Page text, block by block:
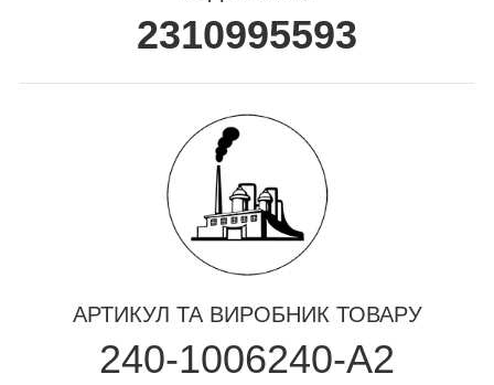
2310995593
АРТИКУЛ ТА ВИРОБНИК ТОВАРУ
240-1006240-А2